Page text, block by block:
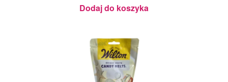
Dodaj do koszyka